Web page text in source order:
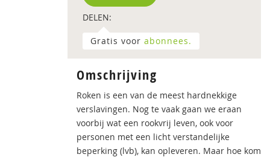
DELEN:
Gratis voor abonnees.
Omschrijving
Roken is een van de meest hardnekkige
verslavingen. Nog te vaak gaan we eraan
voorbij wat een rookvrij leven, ook voor
personen met een licht verstandelijke
beperking (lvb), kan opleveren. Maar hoe kom